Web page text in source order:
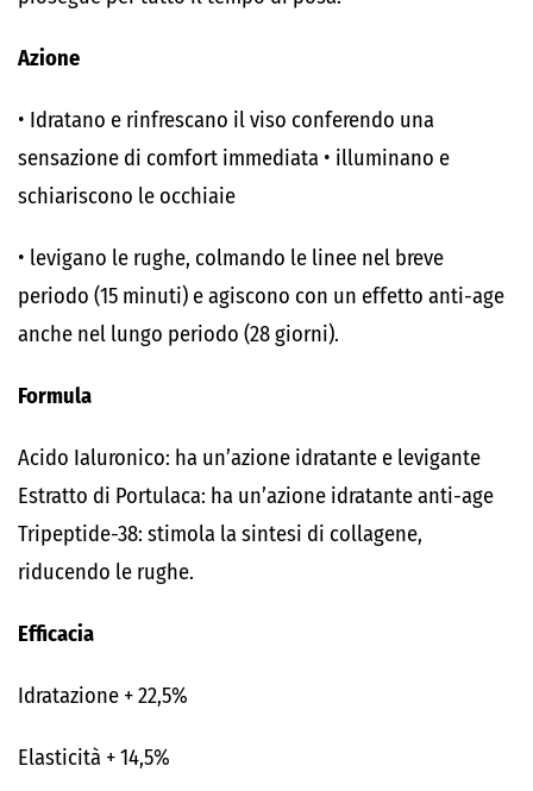
Azione
• Idratano e rinfrescano il viso conferendo una
sensazione di comfort immediata • illuminano e
schiariscono le occhiaie
• levigano le rughe, colmando le linee nel breve
periodo (15 minuti) e agiscono con un effetto anti-age
anche nel lungo periodo (28 giorni).
Formula
Acido Ialuronico: ha un’azione idratante e levigante
Estratto di Portulaca: ha un’azione idratante anti-age
Tripeptide-38: stimola la sintesi di collagene,
riducendo le rughe.
Efficacia
Idratazione + 22,5%
Elasticità + 14,5%